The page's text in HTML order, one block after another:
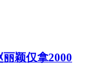
丽颖仅拿2000